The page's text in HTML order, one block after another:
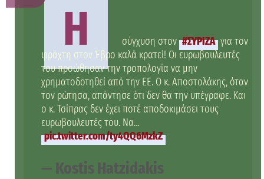
Η σύγχυση στον #ΣΥΡΙΖΑ για τον
φράχτη στον Έβρο καλά κρατεί! Οι ευρωβουλευτές
του προώθησαν την τροπολογία να μην
χρηματοδοτηθεί από την ΕΕ. Ο κ. Αποστολάκης, όταν
τον ρώτησα, απάντησε ότι δεν θα την υπέγραφε. Και
ο κ. Τσίπρας δεν έχει ποτέ αποδοκιμάσει τους
ευρωβουλευτές του. Να…
pic.twitter.com/ty4QQ6MzkZ
— Kostis Hatzidakis